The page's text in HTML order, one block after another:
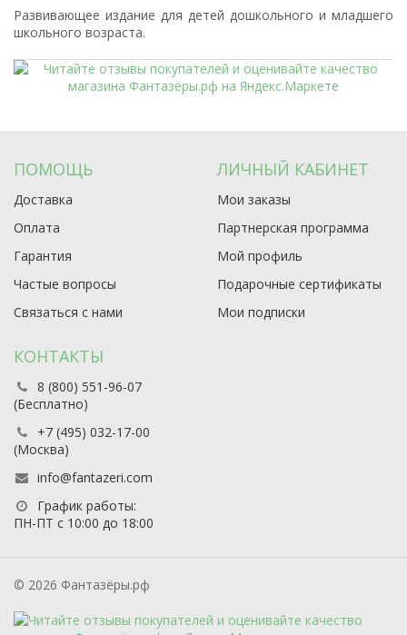
Развивающее издание для детей дошкольного и младшего
школьного возраста.
ПОМОЩЬ
Доставка
Оплата
Гарантия
Частые вопросы
Связаться с нами
ЛИЧНЫЙ КАБИНЕТ
Мои заказы
Партнерская программа
Мой профиль
Подарочные сертификаты
Мои подписки
КОНТАКТЫ
8 (800) 551-96-07
(Бесплатно)
+7 (495) 032-17-00
(Москва)
info@fantazeri.com
График работы:
ПН-ПТ с 10:00 до 18:00
© 2026 Фантазёры.рф